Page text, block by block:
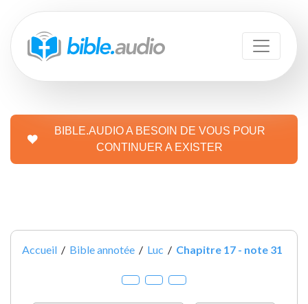
BIBLE.AUDIO A BESOIN DE VOUS POUR
CONTINUER A EXISTER
Accueil / Bible annotée / Luc / Chapitre 17 - note 31